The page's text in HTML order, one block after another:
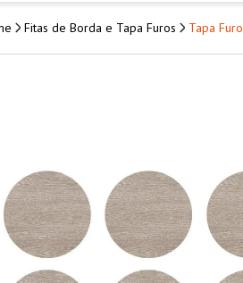
Fitas de Borda e Tapa Furos Tapa Furo